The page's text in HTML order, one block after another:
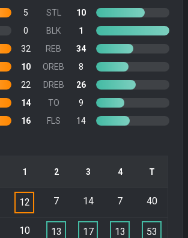
5
STL
10
0
BLK
1
32
REB
34
10
OREB
8
22
DREB
26
14
TO
9
16
FLS 14
1 2 3 4 Τ
12 7 14 7 40
10 13 17 13 53